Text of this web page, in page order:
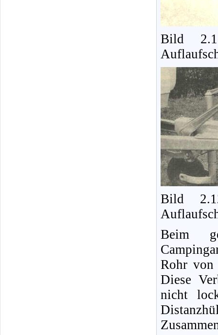
Bild
Bild
Beim
Rohr
Diese
nicht